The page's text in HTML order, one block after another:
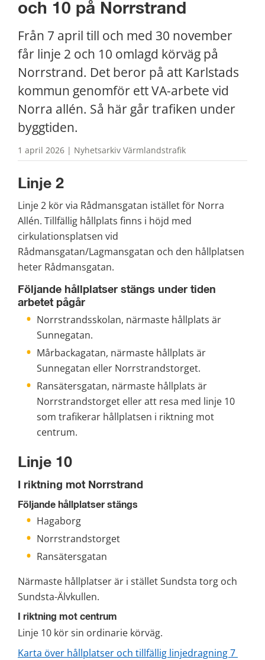
och 10 på Norrstrand
Från 7 april till och med 30 november
får linje 2 och 10 omlagd körväg på
Norrstrand. Det beror på att Karlstads
kommun genomför ett VA-arbete vid
Norra allén. Så här går trafiken under
byggtiden.
1 april 2026 | Nyhetsarkiv Värmlandstrafik
Linje 2
Linje 2 kör via Rådmansgatan istället för Norra
Allén. Tillfällig hållplats finns i höjd med
cirkulationsplatsen vid
Rådmansgatan/Lagmansgatan och den hållplatsen
heter Rådmansgatan.
Följande hållplatser stängs under tiden
arbetet pågår
Norrstrandsskolan, närmaste hållplats är
Sunnegatan.
Mårbackagatan, närmaste hållplats är
Sunnegatan eller Norrstrandstorget.
Ransätersgatan, närmaste hållplats är
Norrstrandstorget eller att resa med linje 10
som trafikerar hållplatsen i riktning mot
centrum.
Linje 10
I riktning mot Norrstrand
Följande hållplatser stängs
Hagaborg
Norrstrandstorget
Ransätersgatan
Närmaste hållplatser är i stället Sundsta torg och
Sundsta-Älvkullen.
I riktning mot centrum
Linje 10 kör sin ordinarie körväg.
Karta över hållplatser och tillfällig linjedragning 7